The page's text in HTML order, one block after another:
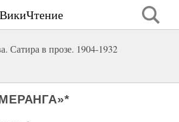
ВикиЧтение
Сатира в прозе. 1904-1932